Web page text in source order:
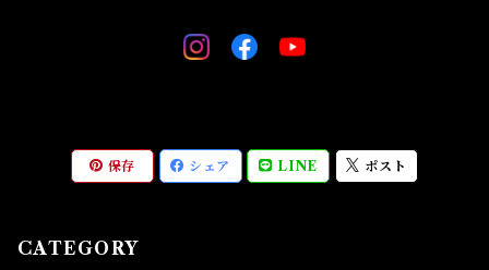
保存 シェア LINE ポスト
CATEGORY